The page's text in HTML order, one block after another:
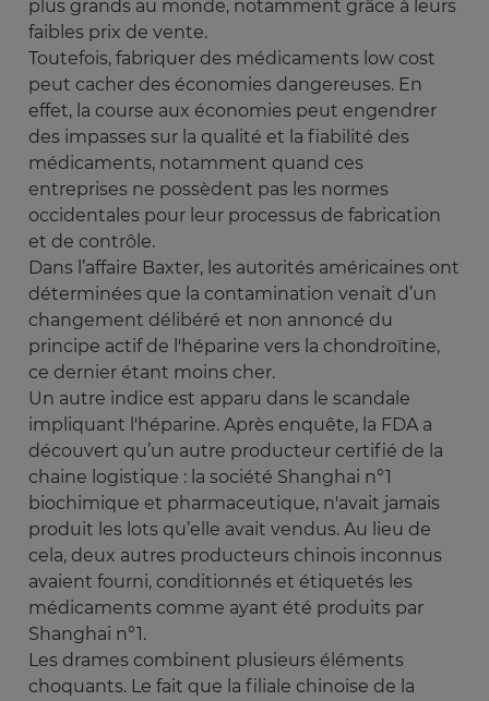
plus grands au monde, notamment grâce à leurs
faibles prix de vente.
Toutefois, fabriquer des médicaments low cost
peut cacher des économies dangereuses. En
effet, la course aux économies peut engendrer
des impasses sur la qualité et la fiabilité des
médicaments, notamment quand ces
entreprises ne possèdent pas les normes
occidentales pour leur processus de fabrication
et de contrôle.
Dans l’affaire Baxter, les autorités américaines ont
déterminées que la contamination venait d’un
changement délibéré et non annoncé du
principe actif de l'héparine vers la chondroïtine,
ce dernier étant moins cher.
Un autre indice est apparu dans le scandale
impliquant l'héparine. Après enquête, la FDA a
découvert qu’un autre producteur certifié de la
chaine logistique : la société Shanghai n°1
biochimique et pharmaceutique, n'avait jamais
produit les lots qu’elle avait vendus. Au lieu de
cela, deux autres producteurs chinois inconnus
avaient fourni, conditionnés et étiquetés les
médicaments comme ayant été produits par
Shanghai n°1.
Les drames combinent plusieurs éléments
choquants. Le fait que la filiale chinoise de la